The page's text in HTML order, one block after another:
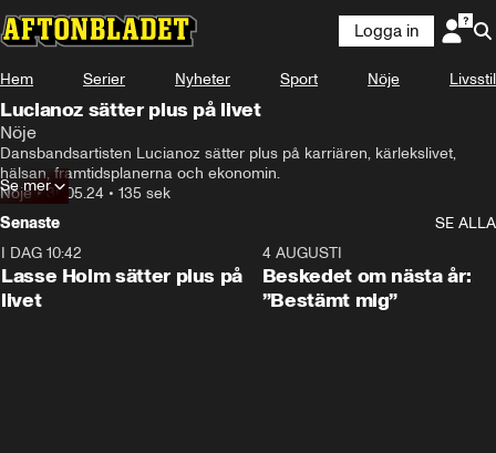
Logga in
Hem Serier Nyheter Sport Nöje Livsstil
Lucianoz sätter plus på livet
Nöje
Dansbandsartisten Lucianoz sätter plus på karriären, kärlekslivet,
hälsan, framtidsplanerna och ekonomin.
Nöje•30.05.24 • 135 sek
Se mer
Senaste
SE ALLA
I DAG 10:42
Lasse Holm sätter plus på
livet
4 AUGUSTI
Beskedet om nästa år:
”Bestämt mig”